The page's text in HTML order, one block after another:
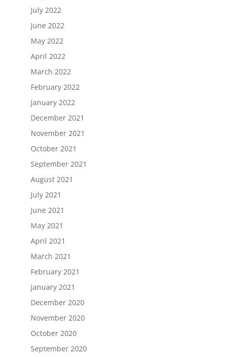
July 2022
June 2022
May 2022
April 2022
March 2022
February 2022
January 2022
December 2021
November 2021
October 2021
September 2021
August 2021
July 2021
June 2021
May 2021
April 2021
March 2021
February 2021
January 2021
December 2020
November 2020
October 2020
September 2020